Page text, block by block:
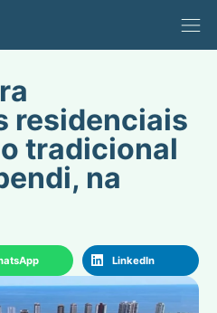
residenciais
tradicional
na
LinkedIn